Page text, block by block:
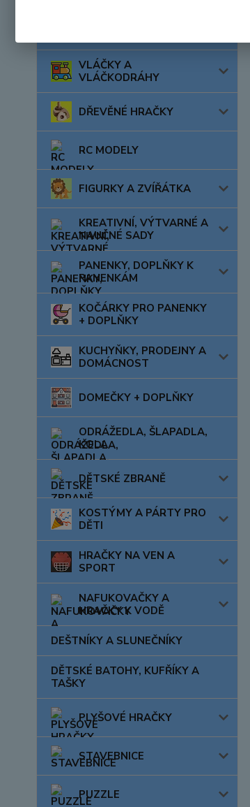
VLÁČKY A
VLÁČKODRÁHY
DŘEVĚNÉ HRAČKY
RC MODELY
FIGURKY A ZVÍŘÁTKA
KREATIVNÍ, VÝTVARNÉ A
NAUČNÉ SADY
PANENKY, DOPLŇKY K
PANENKÁM
KOČÁRKY PRO PANENKY
+ DOPLŇKY
KUCHYŇKY, PRODEJNY A
DOMÁCNOST
DOMEČKY + DOPLŇKY
ODRÁŽEDLA, ŠLAPADLA,
KOLA
DĚTSKÉ ZBRANĚ
KOSTÝMY A PÁRTY PRO
DĚTI
HRAČKY NA VEN A
SPORT
NAFUKOVAČKY A
HRAČKY K VODĚ
DEŠTNÍKY A SLUNEČNÍKY
DĚTSKÉ BATOHY, KUFŘÍKY A
TAŠKY
PLYŠOVÉ HRAČKY
STAVEBNICE
PUZZLE